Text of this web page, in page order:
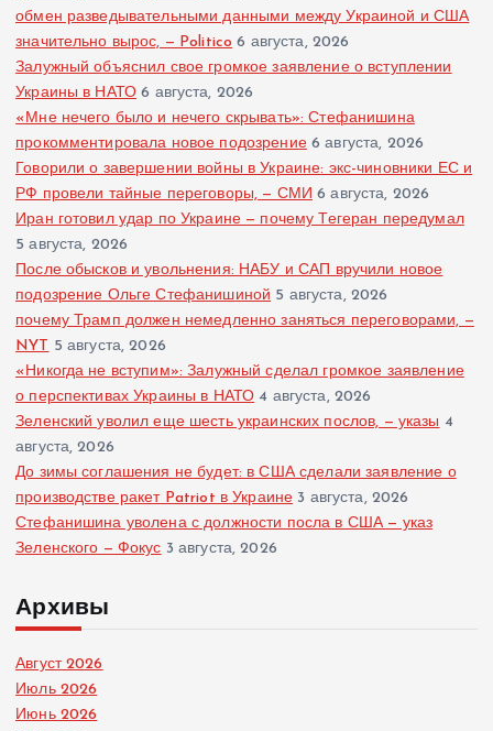
а
п
и
с
е
й
обмен разведывательными данными между Украиной и США
значительно вырос, — Politico 6 августа, 2026
Залужный объяснил свое громкое заявление о вступлении
Украины в НАТО 6 августа, 2026
«Мне нечего было и нечего скрывать»: Стефанишина
прокомментировала новое подозрение 6 августа, 2026
Говорили о завершении войны в Украине: экс-чиновники ЕС и
РФ провели тайные переговоры, — СМИ 6 августа, 2026
Иран готовил удар по Украине — почему Тегеран передумал
5 августа, 2026
После обысков и увольнения: НАБУ и САП вручили новое
подозрение Ольге Стефанишиной 5 августа, 2026
почему Трамп должен немедленно заняться переговорами, —
NYT 5 августа, 2026
«Никогда не вступим»: Залужный сделал громкое заявление
о перспективах Украины в НАТО 4 августа, 2026
Зеленский уволил еще шесть украинских послов, — указы 4
августа, 2026
До зимы соглашения не будет: в США сделали заявление о
производстве ракет Patriot в Украине 3 августа, 2026
Стефанишина уволена с должности посла в США — указ
Зеленского — Фокус 3 августа, 2026
Архивы
Август 2026
Июль 2026
Июнь 2026